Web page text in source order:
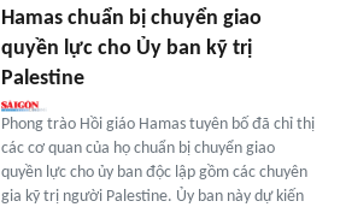
Hamas chuẩn bị chuyển giao
quyền lực cho Ủy ban kỹ trị
Palestine
Phong trào Hồi giáo Hamas tuyên bố đã chỉ thị
các cơ quan của họ chuẩn bị chuyển giao
quyền lực cho ủy ban độc lập gồm các chuyên
gia kỹ trị người Palestine. Ủy ban này dự kiến